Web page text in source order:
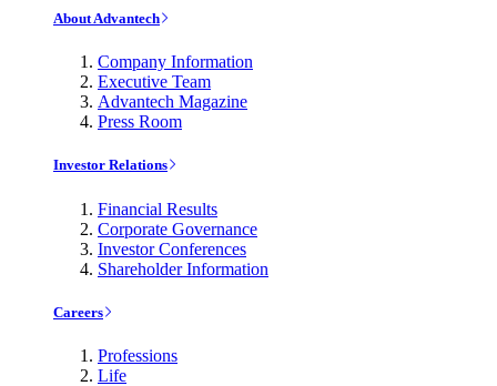
About Advantech
Company Information
Executive Team
Advantech Magazine
Press Room
Investor Relations
Financial Results
Corporate Governance
Investor Conferences
Shareholder Information
Careers
Professions
Life